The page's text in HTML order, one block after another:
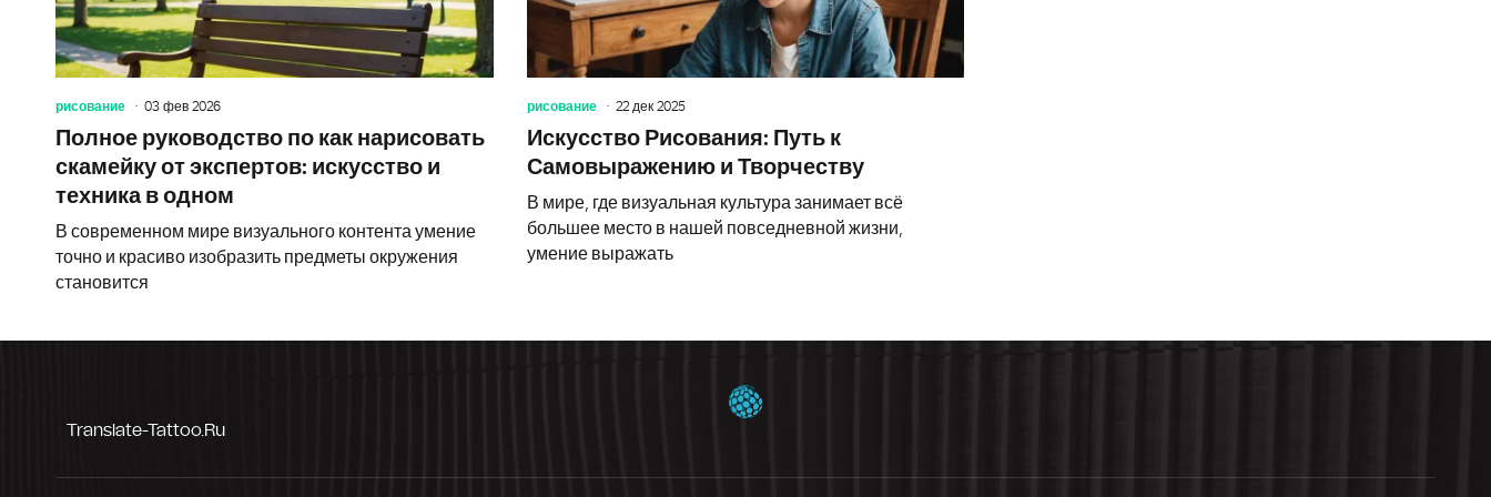
рисование 03 фев 2026
Полное руководство по как нарисовать
скамейку от экспертов: искусство и
техника в одном
В современном мире визуального контента умение
точно и красиво изобразить предметы окружения
становится
рисование 22 дек 2025
Искусство Рисования: Путь к
Самовыражению и Творчеству
В мире, где визуальная культура занимает всё
большее место в нашей повседневной жизни,
умение выражать
Translate-Tattoo.ru